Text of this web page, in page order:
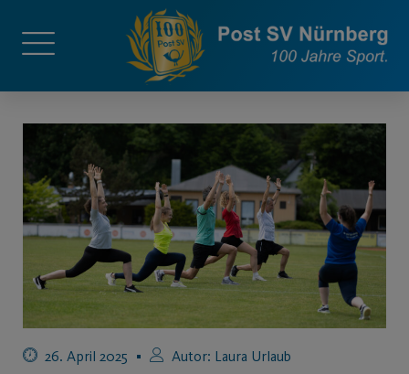
26. April 2025 Autor: Laura Urlaub